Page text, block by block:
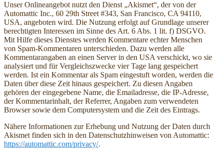
Unser Onlineangebot nutzt den Dienst „Akismet“, der von der
Automattic Inc., 60 29th Street #343, San Francisco, CA 94110,
USA, angeboten wird. Die Nutzung erfolgt auf Grundlage unserer
berechtigten Interessen im Sinne des Art. 6 Abs. 1 lit. f) DSGVO.
Mit Hilfe dieses Dienstes werden Kommentare echter Menschen
von Spam-Kommentaren unterschieden. Dazu werden alle
Kommentarangaben an einen Server in den USA verschickt, wo sie
analysiert und für Vergleichszwecke vier Tage lang gespeichert
werden. Ist ein Kommentar als Spam eingestuft worden, werden die
Daten über diese Zeit hinaus gespeichert. Zu diesen Angaben
gehören der eingegebene Name, die Emailadresse, die IP-Adresse,
der Kommentarinhalt, der Referrer, Angaben zum verwendeten
Browser sowie dem Computersystem und die Zeit des Eintrags.
Nähere Informationen zur Erhebung und Nutzung der Daten durch
Akismet finden sich in den Datenschutzhinweisen von Automattic:
https://automattic.com/privacy/.